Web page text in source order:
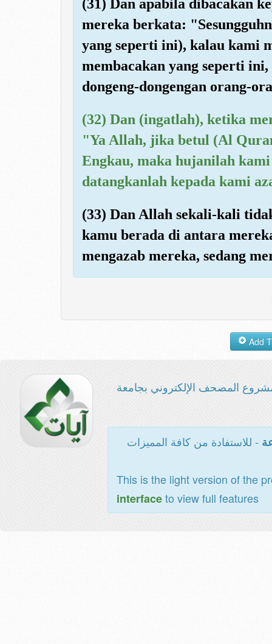
(31) Dan apabila dibacakan
mereka berkata:
yang seperti ini), kalau kami
membacakan yang seperti
dongeng-dongengan orang-
(32) Dan (ingatlah), ketika
"Ya Allah, jika betul (Al
Engkau, maka hujanilah
datangkanlah kepada kami
(33) Dan Allah sekali-kali
kamu berada di antara
mengazab mereka, sedang
المصحف الإلكتروني بجامعة
- للاستفادة من كافة المميزات
This is the light version of the
interfaceto view full features